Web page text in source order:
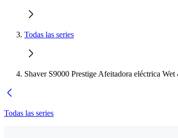
Todas las series
Shaver S9000 Prestige Afeitadora eléctrica
Todas las series